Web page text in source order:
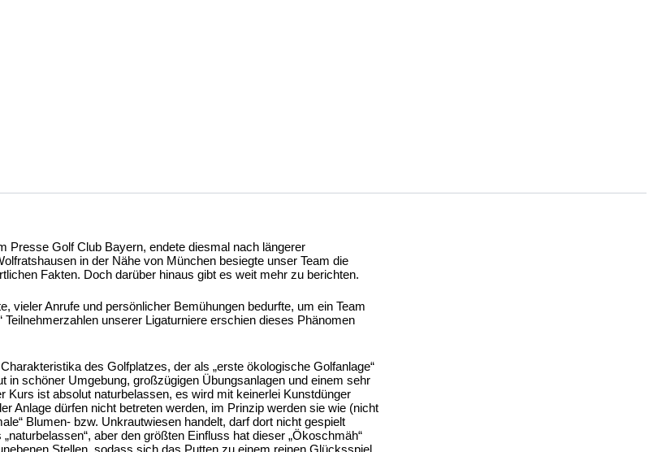
Presse Golf Club Bayern, endete diesmal nach längerer
in der Nähe von München besiegte unser Team die
Fakten. Doch darüber hinaus gibt es weit mehr zu berichten.
vieler Anrufe und persönlicher Bemühungen bedurfte, um ein Team
unserer Ligaturniere erschien dieses Phänomen
des Golfplatzes, der als „erste ökologische Golfanlage“
schöner Umgebung, großzügigen Übungsanlagen und einem sehr
ist absolut naturbelassen, es wird mit keinerlei Kunstdünger
Anlage dürfen nicht betreten werden, im Prinzip werden sie wie (nicht
Blumen- bzw. Unkrautwiesen handelt, darf dort nicht gespielt
aber den größten Einfluss hat dieser „Ökoschmäh“
Stellen, sodass sich das Putten zu einem reinen Glücksspiel